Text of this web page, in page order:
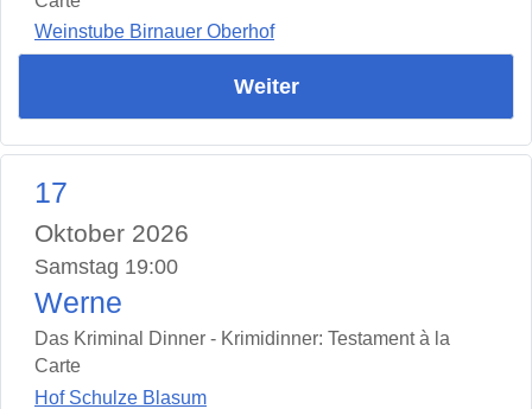
Weinstube Birnauer Oberhof
Weiter
17
Oktober 2026
Samstag 19:00
Werne
Das Kriminal Dinner - Krimidinner: Testament à la
Carte
Hof Schulze Blasum